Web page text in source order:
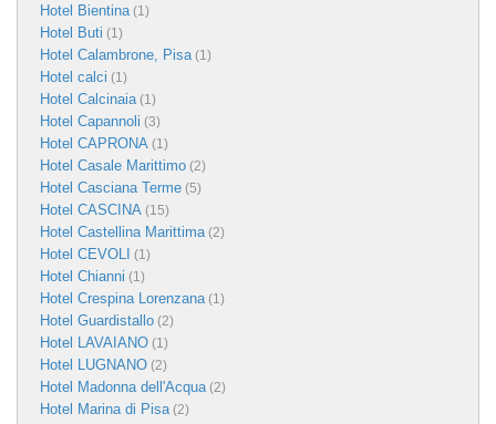
Hotel Bientina(1)
Hotel Buti (1)
Hotel Calambrone, Pisa(1)
Hotel calci (1)
Hotel Calcinaia(1)
Hotel Capannoli (3)
Hotel CAPRONA (1)
Hotel Casale Marittimo (2)
Hotel Casciana Terme (5)
Hotel CASCINA (15)
Hotel Castellina Marittima(2)
Hotel CEVOLI (1)
Hotel Chianni (1)
Hotel Crespina Lorenzana(1)
Hotel Guardistallo (2)
Hotel LAVAIANO (1)
Hotel LUGNANO (2)
Hotel Madonna dell'Acqua(2)
Hotel Marina di Pisa(2)